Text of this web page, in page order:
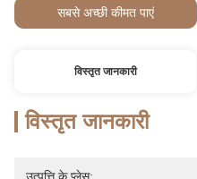
सबसे अच्छी कीमत पाएं
विस्तृत जानकारी
विस्तृत जानकारी